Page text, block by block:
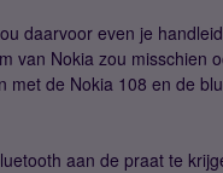
daarvoor even je
van Nokia zou misschien
met de Nokia 108 en de
aan de praat te